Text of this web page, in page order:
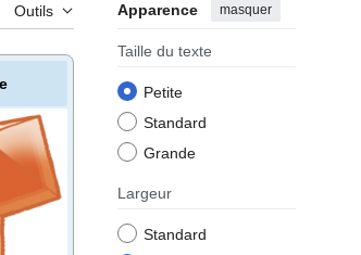
Outils Apparence masquer
Taille du texte
Petite
Standard
Grande
Largeur
Standard